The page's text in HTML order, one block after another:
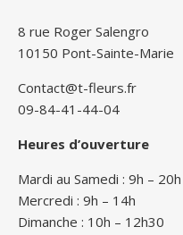
8 rue Roger Salengro
10150 Pont-Sainte-Marie
Contact@t-fleurs.fr
09-84-41-44-04
Heures d’ouverture
Mardi au Samedi : 9h – 20h
Mercredi : 9h – 14h
Dimanche : 10h – 12h30